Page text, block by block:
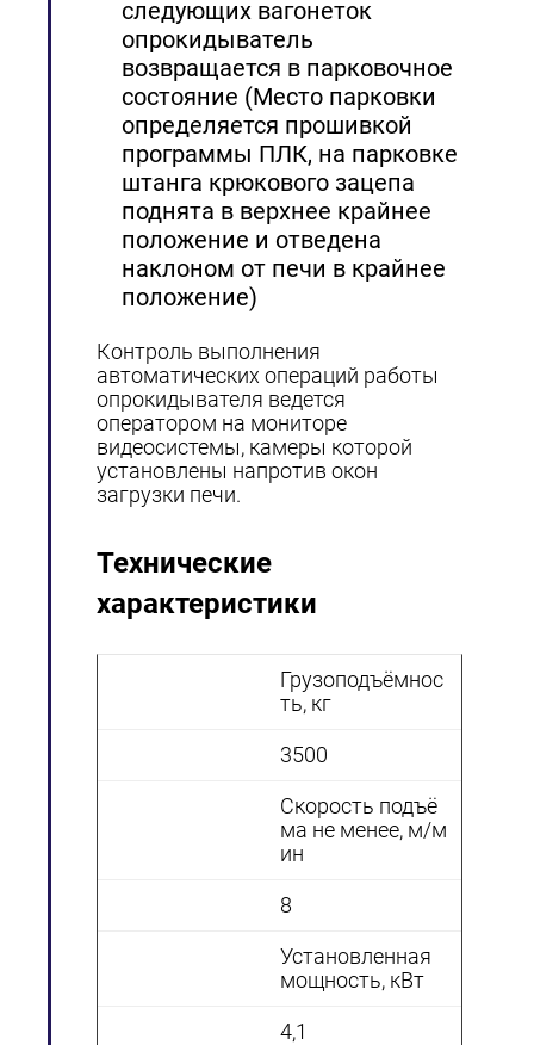
следующих вагонеток
опрокидыватель
возвращается в парковочное
состояние (Место парковки
определяется прошивкой
программы ПЛК, на парковке
штанга крюкового зацепа
поднята в верхнее крайнее
положение и отведена
наклоном от печи в крайнее
положение)
Контроль выполнения
автоматических операций работы
опрокидывателя ведется
оператором на мониторе
видеосистемы, камеры которой
установлены напротив окон
загрузки печи.
Технические
характеристики
Грузоподъёмнос
ть, кг
3500
Скорость подъё
ма не менее, м/м
ин
8
Установленная
мощность, кВт
4,1